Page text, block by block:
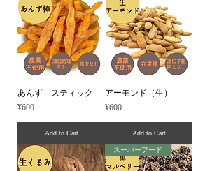
あんず スティック
Price
¥600
Add to Cart
アーモンド（生）
Price
¥600
Add to Cart
スーパーフード